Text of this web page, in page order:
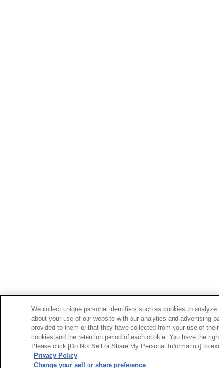
We collect unique personal identifiers such as cookies to
about your use of our website with our analytics and advertising
provided to them or that they have collected from your use of
cookies and the retention period of each cookie. You have the
Please click [Do Not Sell or Share My Personal Information] to
Privacy Policy
Change your sell or share preference